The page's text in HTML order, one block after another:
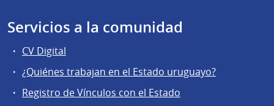
Servicios a la comunidad
CV Digital
¿Quiénes trabajan en el Estado uruguayo?
Registro de Vínculos con el Estado